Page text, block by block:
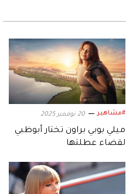
#مشاهير 20 نوفمبر 2025
ميلي بوبي براون تختار أبوظبي
لقضاء عطلتها